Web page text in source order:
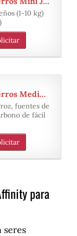
(1-10 kg)
Ultima Pienso para Perros Medium-Maxi Junior con Pollo
fuentes de
de fácil
para
seres